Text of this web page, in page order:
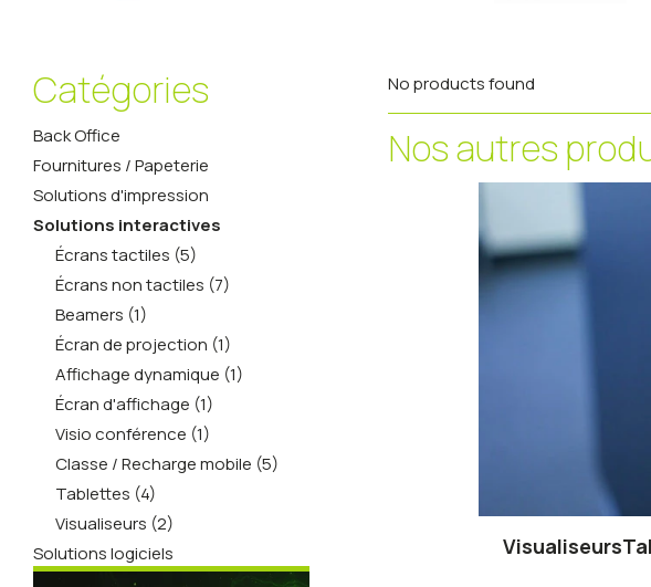
Catégories
Back Office
Fournitures / Papeterie
Solutions d'impression
Solutions interactives
Écrans tactiles (5)
Écrans non tactiles (7)
Beamers (1)
Écran de projection (1)
Affichage dynamique (1)
Écran d'affichage (1)
Visio conférence (1)
Classe / Recharge mobile (5)
Tablettes (4)
Visualiseurs (2)
Solutions logiciels
No products found
Nos autres
Visualiseurs